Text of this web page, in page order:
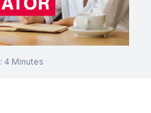
: 4 Minutes